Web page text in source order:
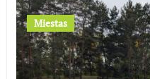
Miestas